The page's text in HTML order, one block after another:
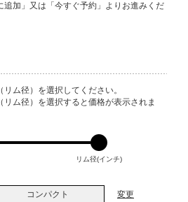
追加」又は「今すぐ予約」よりお進みくだ
ム径）を選択してください。
ム径）を選択すると価格が表示されま
リム径(インチ)
コンパクト 変更